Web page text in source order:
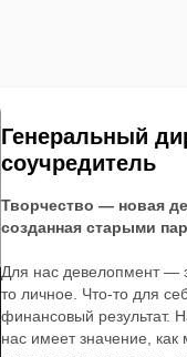
Генеральный
соучредитель
Творчество — новая
созданная старыми
Для нас девелопмент —
то личное. Что-то для
финансовый результат.
нас имеет значение, как